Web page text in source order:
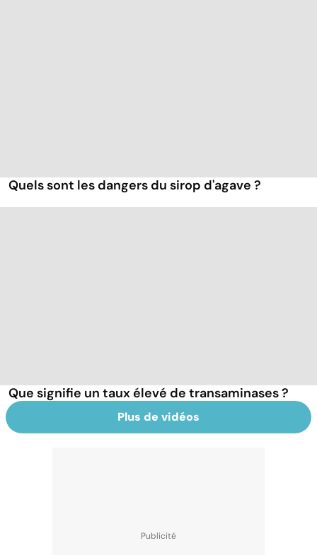
Quels sont les dangers du sirop d'agave ?
Que signifie un taux élevé de transaminases ?
Plus de vidéos